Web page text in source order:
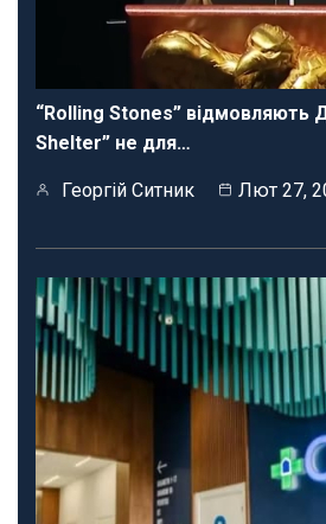
“Rolling Stones” відмовляють
Shelter” не для…
Георгій Ситник Лют 27,